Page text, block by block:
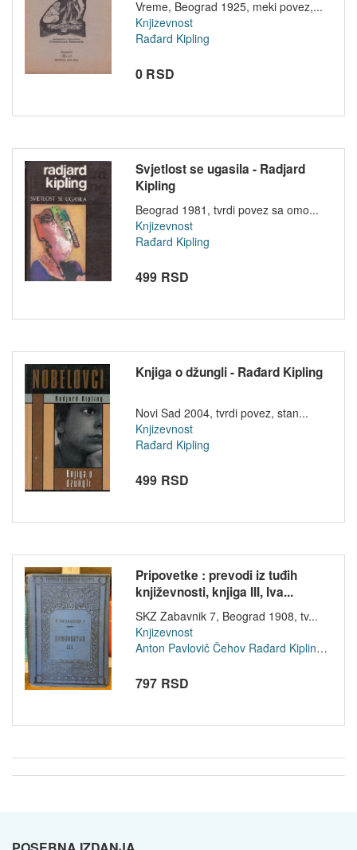
Vreme, Beograd 1925, meki povez,...
Knjizevnost
Rađard Kipling
0 RSD
Svjetlost se ugasila - Radjard
Kipling
Beograd 1981, tvrdi povez sa omo...
Knjizevnost
Rađard Kipling
499 RSD
Knjiga o džungli - Rađard Kipling
Novi Sad 2004, tvrdi povez, stan...
Knjizevnost
Rađard Kipling
499 RSD
Pripovetke : prevodi iz tuđih
književnosti, knjiga III, Iva...
SKZ Zabavnik 7, Beograd 1908, tv...
Knjizevnost
Anton Pavlovič Čehov Rađard Kipling Ivan
797 RSD